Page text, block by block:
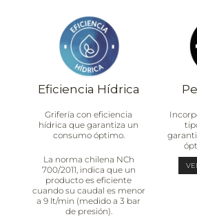
Eficiencia Hídrica
Grifería con eficiencia
hídrica que garantiza un
consumo óptimo.
La norma chilena NCh
700/2011, indica que un
producto es eficiente
cuando su caudal es menor
a 9 lt/min (medido a 3 bar
de presión).